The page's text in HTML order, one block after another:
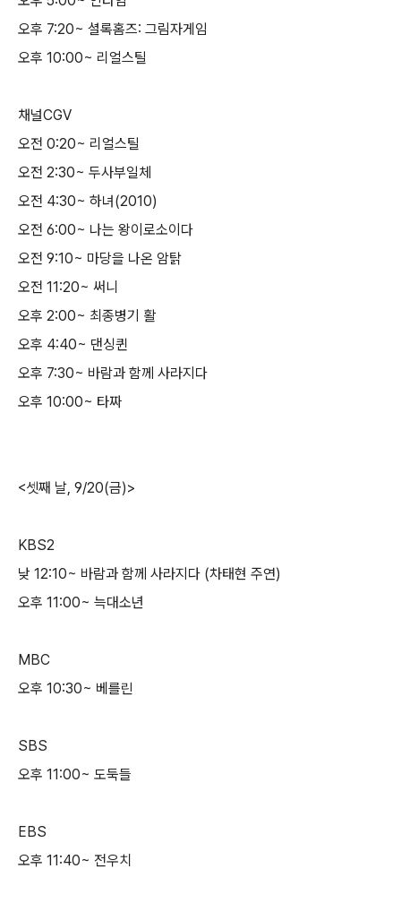
오후 7:20~ 셜록홈즈: 그림자게임
오후 10:00~ 리얼스틸
채널CGV
오전 0:20~ 리얼스틸
오전 2:30~ 두사부일체
오전 4:30~ 하녀(2010)
오전 6:00~ 나는 왕이로소이다
오전 9:10~ 마당을 나온 암탉
오전 11:20~ 써니
오후 2:00~ 최종병기 활
오후 4:40~ 댄싱퀸
오후 7:30~ 바람과 함께 사라지다
오후 10:00~ 타짜
<셋째 날, 9/20(금)>
KBS2
낮 12:10~ 바람과 함께 사라지다 (차태현 주연)
오후 11:00~ 늑대소년
MBC
오후 10:30~ 베를린
SBS
오후 11:00~ 도둑들
EBS
오후 11:40~ 전우치